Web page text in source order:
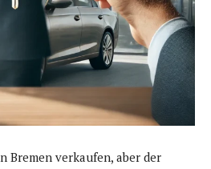
Bremen verkaufen, aber der